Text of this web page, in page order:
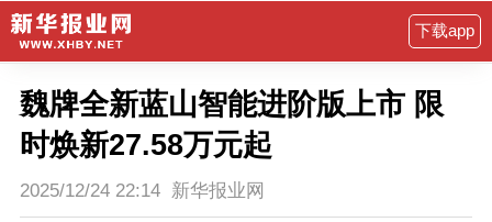
下载app
魏牌全新蓝山智能进阶版上市 限
时焕新27.58万元起
2025/12/24 22:14 新华报业网